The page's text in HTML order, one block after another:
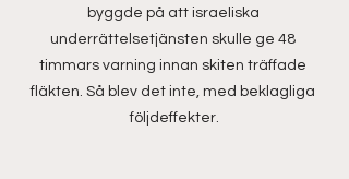
byggde på att israeliska
underrättelsetjänsten skulle ge 48
timmars varning innan skiten träffade
fläkten. Så blev det inte, med beklagliga
följdeffekter.